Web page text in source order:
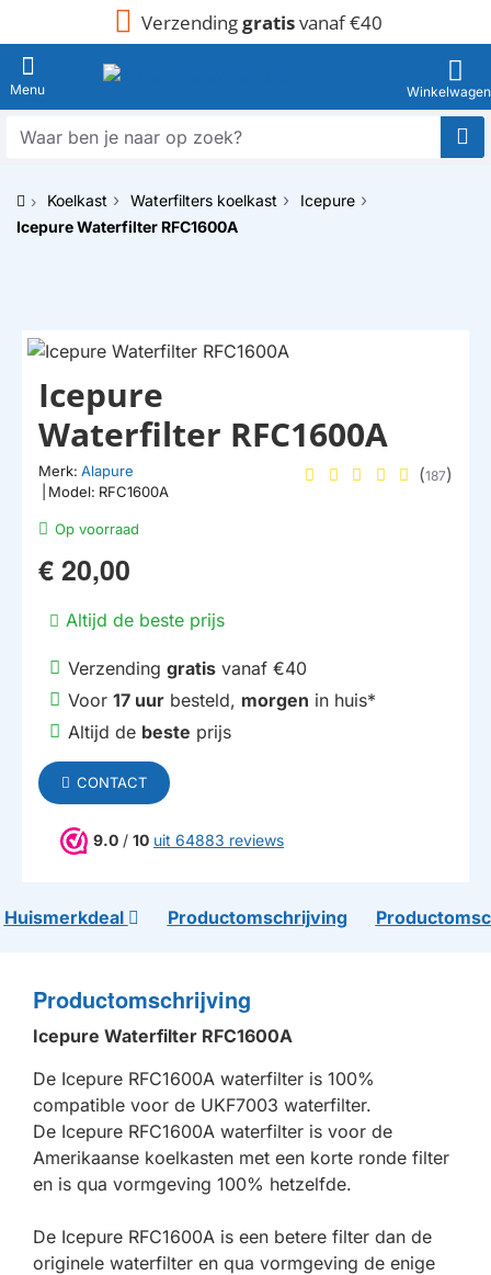
Verzendinggratisvanaf €40
Waar
naar
oph
Koelkast Waterfilters koelkast
Icepure
Icepure Waterfilter RFC1600A
Op voorraad
Icepure
Waterfilter RFC1600A
Merk: Alapure
Model: RFC1600A
(187)
€ 20,00
Altijd de beste prijs
Verzending gratis vanaf €40
Voor 17 uur besteld, morgen in huis*
Altijd de beste prijs
CONTACT
9.0 / 10 uit 64883 reviews
Huismerkdeal Productomschrijving
Productomschrijving
Icepure Waterfilter RFC1600A
De Icepure RFC1600A waterfilter is 100%
compatible voor de UKF7003 waterfilter.
De Icepure RFC1600A waterfilter is voor de
Amerikaanse koelkasten met een korte ronde filter
en is qua vormgeving 100% hetzelfde.
De Icepure RFC1600A is een betere filter dan de
originele waterfilter en qua vormgeving de enige